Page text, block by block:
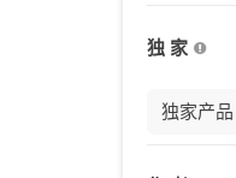
悠扬
叙事
独 家
独家产品